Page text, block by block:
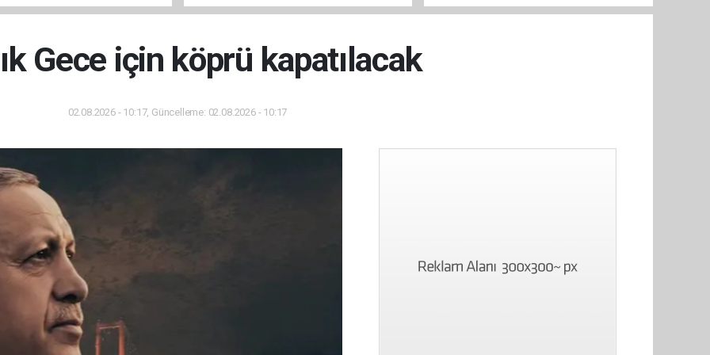
Kursu İnşaatı Başladı
Gece için köprü kapatılacak
02.08.2026 - 10:17, Güncelleme: 02.08.2026 - 10:17